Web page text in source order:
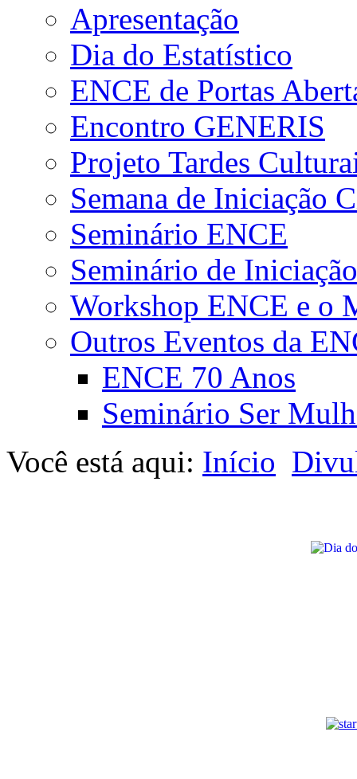
Apresentação
Dia do Estatístico
ENCE de Portas
Encontro GENERIS
Projeto Tardes
Semana de Iniciação
Seminário ENCE
Seminário de
Workshop ENCE e o
Outros Eventos da
ENCE 70 Anos
Seminário Ser
Você está aqui: Início